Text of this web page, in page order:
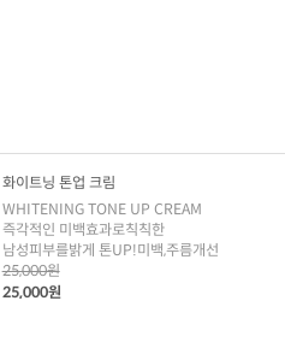
화이트닝 톤업 크림
WHITENING TONE UP CREAM
즉각적인 미백효과로칙칙한
남성피부를밝게 톤UP!미백,주름개선
25,000원
25,000원